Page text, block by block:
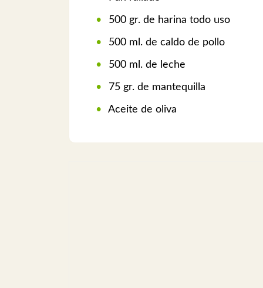
500 gr. de harina todo uso
500 ml. de caldo de pollo
500 ml. de leche
75 gr. de mantequilla
Aceite de oliva